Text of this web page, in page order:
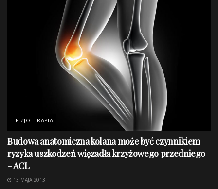
FIZJOTERAPIA
Budowa anatomiczna kolana może być czynnikiem
ryzyka uszkodzeń więzadła krzyżowego przedniego
– ACL
13 MAJA 2013